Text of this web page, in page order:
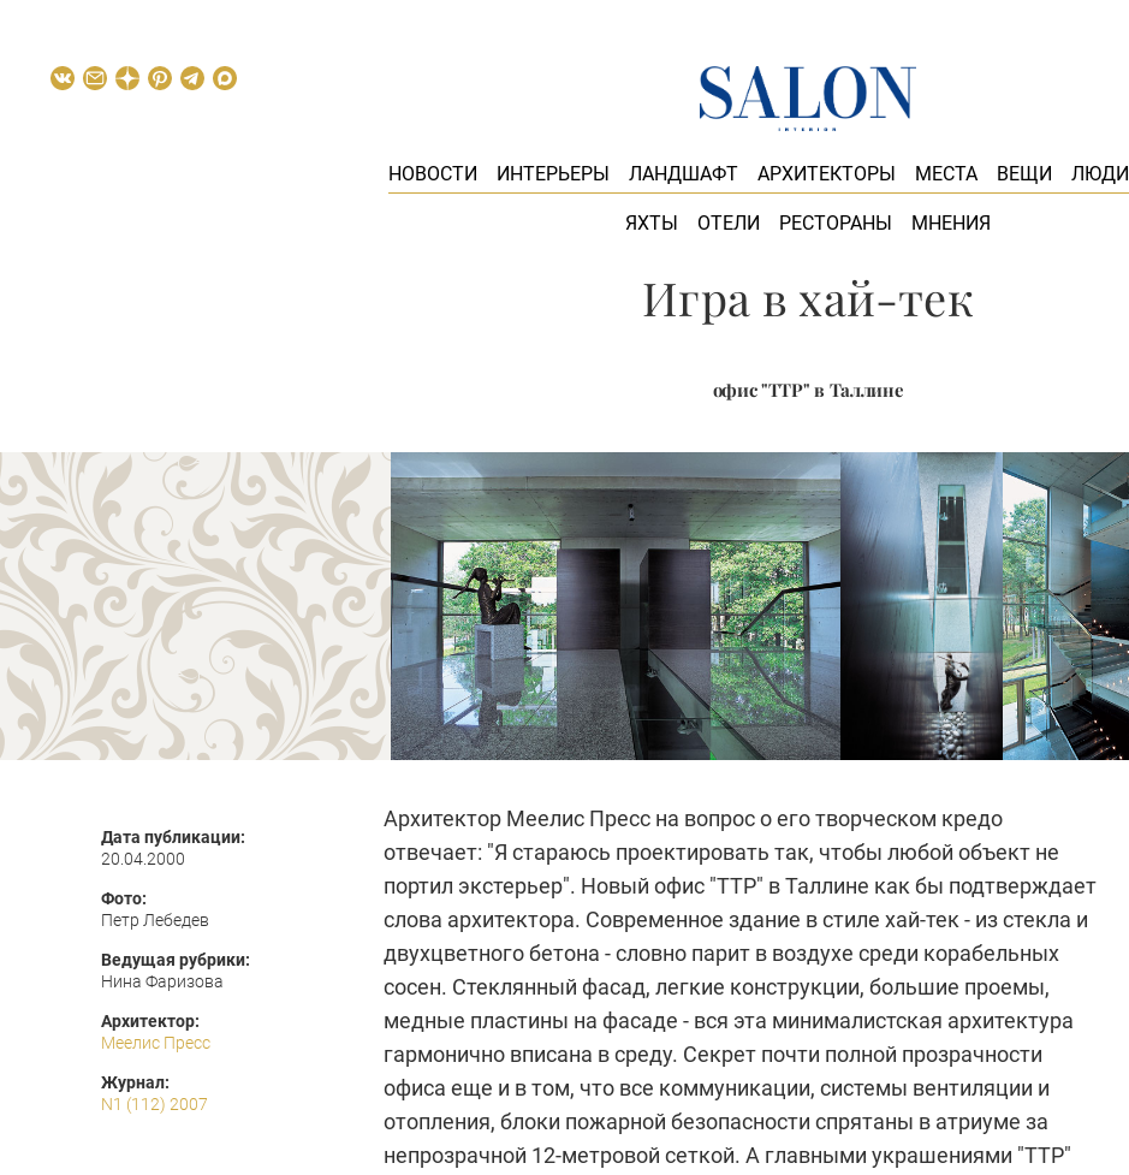
НОВОСТИ ИНТЕРЬЕРЫ ЛАНДШАФТ АРХИТЕКТОРЫ МЕСТА ВЕЩИ ЛЮДИ
ЯХТЫ ОТЕЛИ РЕСТОРАНЫ МНЕНИЯ
Игра в хай-тек
офис "TTP" в Таллине
Дата публикации:
20.04.2000
Фото:
Петр Лебедев
Ведущая рубрики:
Нина Фаризова
Архитектор:
Меелис Пресс
Журнал:
N1 (112) 2007
Архитектор Меелис Пресс на вопрос о его творческом кредо
отвечает: "Я стараюсь проектировать так, чтобы любой объект не
портил экстерьер". Новый офис "TTP" в Таллине как бы подтверждает
слова архитектора. Современное здание в стиле хай-тек - из стекла и
двухцветного бетона - словно парит в воздухе среди корабельных
сосен. Стеклянный фасад, легкие конструкции, большие проемы,
медные пластины на фасаде - вся эта минималистская архитектура
гармонично вписана в среду. Секрет почти полной прозрачности
офиса еще и в том, что все коммуникации, системы вентиляции и
отопления, блоки пожарной безопасности спрятаны в атриуме за
непрозрачной 12-метровой сеткой. А главными украшениями "TTP"